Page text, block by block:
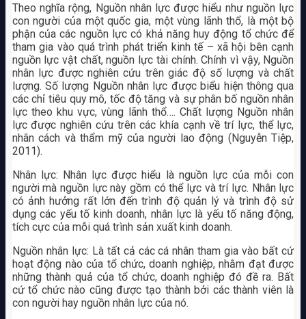
Theo nghĩa rộng, Nguồn nhân lực được hiểu như nguồn lực
con người của một quốc gia, một vùng lãnh thổ, là một bộ
phận của các nguồn lực có khả năng huy động tổ chức để
tham gia vào quá trình phát triển kinh tế – xã hội bên cạnh
nguồn lực vật chất, nguồn lực tài chính. Chính vì vậy, Nguồn
nhân lực được nghiên cứu trên giác độ số lượng và chất
lượng. Số lượng Nguồn nhân lực được biểu hiện thông qua
các chỉ tiêu quy mô, tốc độ tăng và sự phân bố nguồn nhân
lực theo khu vực, vùng lãnh thổ…. Chất lượng Nguồn nhân
lực được nghiên cứu trên các khía cạnh về trí lực, thể lực,
nhân cách và thẩm mỹ của người lao động (Nguyễn Tiệp,
2011).
Nhân lực: Nhân lực được hiểu là nguồn lực của mỗi con
người mà nguồn lực này gồm có thể lực và trí lực. Nhân lực
có ảnh hưởng rất lớn đến trình độ quản lý và trình độ sử
dụng các yếu tố kinh doanh, nhân lực là yếu tố năng động,
tích cực của mỗi quá trình sản xuất kinh doanh.
Nguồn nhân lực: Là tất cả các cá nhân tham gia vào bất cứ
hoạt động nào của tổ chức, doanh nghiệp, nhằm đạt được
những thành quả của tổ chức, doanh nghiệp đó đề ra. Bất
cứ tổ chức nào cũng được tạo thành bởi các thành viên là
con người hay nguồn nhân lực của nó.